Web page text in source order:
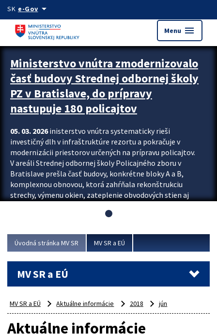
Preskocit na hlavný obsah
SK e-Govarrow_drop_down
Menu menu
Ministerstvo vnútra zmodernizovalo
časť budovy Strednej odbornej školy
PZ v Bratislave, do prípravy
nastupuje 180 policajtov
05. 03. 2026inisterstvo vnútra systematicky rieši
investičný dlh v infraštruktúre rezortu a pokračuje v
modernizácii priestorov určených na prípravu policajtov.
V areáli Strednej odbornej školy Policajného zboru v
Bratislave prešla časť budovy, konkrétne bloky A a B,
komplexnou obnovou, ktorá zahŕňala rekonštrukciu
strechy, výmenu okien, zateplenie obvodových stien aj
aj interiéru, kde vznikli nové učebne a moderné
Viac
Úvodná stránka MV SR MV SR a EÚ
MV SR a EÚ
MV SR a EÚ Aktuálne informácie 2018 jún
Aktuálne informácie